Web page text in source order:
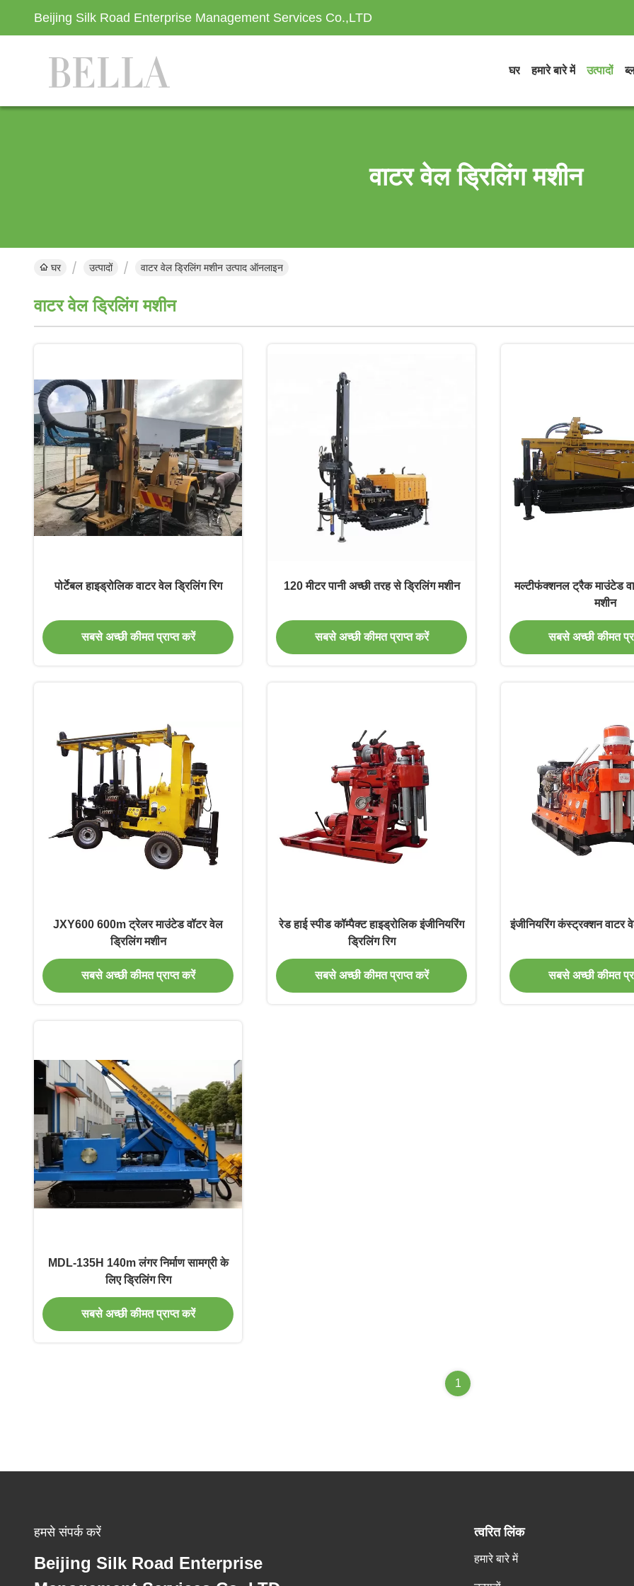
Beijing Silk Road Enterprise Management Services Co.,LTD
घर हमारे बारे में उत्पादों
वाटर वेल ड्रिलिंग मशीन
घर उत्पादों वाटर वेल ड्रिलिंग मशीन उत्पाद ऑनलाइन
वाटर वेल ड्रिलिंग मशीन
पोर्टेबल हाइड्रोलिक वाटर वेल ड्रिलिंग रिग
सबसे अच्छी कीमत प्राप्त करें
120 मीटर पानी अच्छी तरह से ड्रिलिंग मशीन
सबसे अच्छी कीमत प्राप्त करें
मल्टीफंक्शनल ट्रैक माउंटेड
मशीन
सबसे अच्छी कीमत
JXY600 600m ट्रेलर माउंटेड वॉटर वेल
ड्रिलिंग मशीन
सबसे अच्छी कीमत प्राप्त करें
रेड हाई स्पीड कॉम्पैक्ट हाइड्रोलिक इंजीनियरिंग
ड्रिलिंग रिग
सबसे अच्छी कीमत प्राप्त करें
इंजीनियरिंग कंस्ट्रक्शन वाटर
सबसे अच्छी कीमत
MDL-135H 140m लंगर निर्माण सामग्री के
लिए ड्रिलिंग रिग
सबसे अच्छी कीमत प्राप्त करें
1
हमसे संपर्क करें
Beijing Silk Road Enterprise
त्वरित लिंक
हमारे बारे में